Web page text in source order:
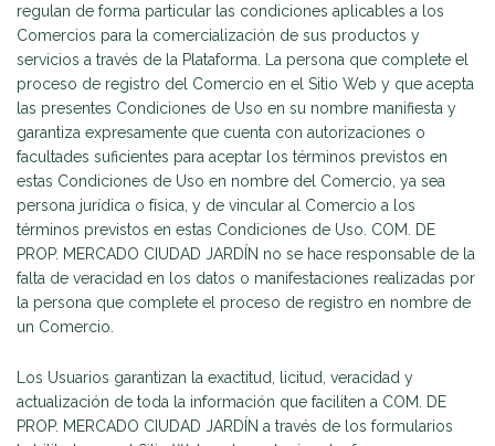
regulan de forma particular las condiciones aplicables a los
Comercios para la comercialización de sus productos y
servicios a través de la Plataforma. La persona que complete el
proceso de registro del Comercio en el Sitio Web y que acepta
las presentes Condiciones de Uso en su nombre manifiesta y
garantiza expresamente que cuenta con autorizaciones o
facultades suficientes para aceptar los términos previstos en
estas Condiciones de Uso en nombre del Comercio, ya sea
persona jurídica o física, y de vincular al Comercio a los
términos previstos en estas Condiciones de Uso. COM. DE
PROP. MERCADO CIUDAD JARDÍN no se hace responsable de la
falta de veracidad en los datos o manifestaciones realizadas por
la persona que complete el proceso de registro en nombre de
un Comercio.
Los Usuarios garantizan la exactitud, licitud, veracidad y
actualización de toda la información que faciliten a COM. DE
PROP. MERCADO CIUDAD JARDÍN a través de los formularios